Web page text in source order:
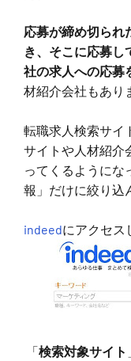
応募が締め切られ
き、そこに応募し
社の求人への応募
材紹介会社もあり
転職求人検索サイ
サイトや人材紹介
ってくるようにな
報」だけに絞り込
indeedにアクセス
「検索対象サイト